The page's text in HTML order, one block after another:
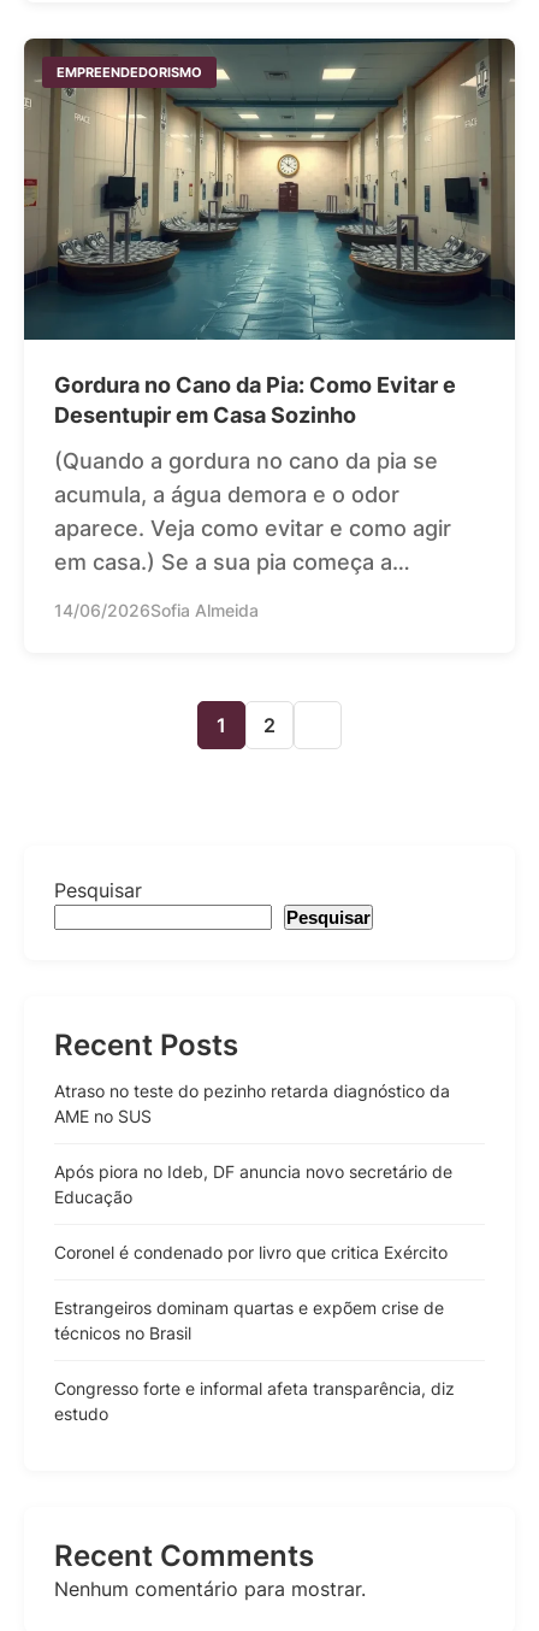
EMPREENDEDORISMO
Gordura no Cano da Pia: Como Evitar e
Desentupir em Casa Sozinho
(Quando a gordura no cano da pia se
acumula, a água demora e o odor
aparece. Veja como evitar e como agir
em casa.) Se a sua pia começa a…
14/06/2026Sofia Almeida
1 2
Pesquisar
Pesquisar
Recent Posts
Atraso no teste do pezinho retarda diagnóstico da
AME no SUS
Após piora no Ideb, DF anuncia novo secretário de
Educação
Coronel é condenado por livro que critica Exército
Estrangeiros dominam quartas e expõem crise de
técnicos no Brasil
Congresso forte e informal afeta transparência, diz
estudo
Recent Comments
Nenhum comentário para mostrar.